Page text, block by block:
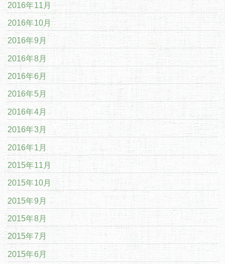
2016年11月
2016年10月
2016年9月
2016年8月
2016年6月
2016年5月
2016年4月
2016年3月
2016年1月
2015年11月
2015年10月
2015年9月
2015年8月
2015年7月
2015年6月